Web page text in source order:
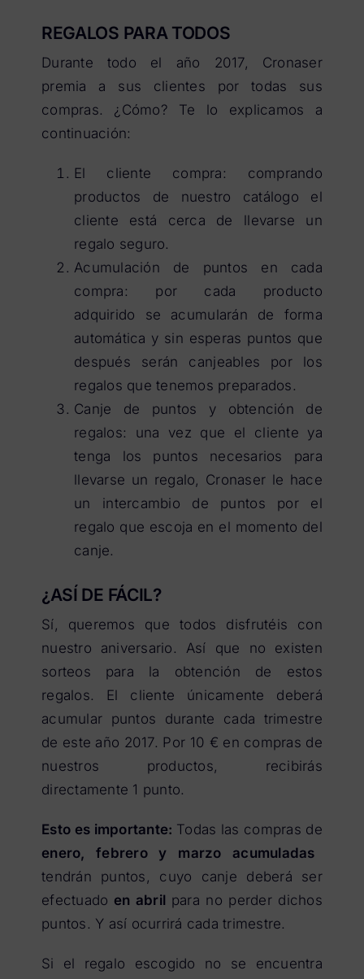
REGALOS PARA TODOS
Durante todo el año 2017, Cronaser
premia a sus clientes por todas sus
compras. ¿Cómo? Te lo explicamos a
continuación:
El cliente compra: comprando
productos de nuestro catálogo el
cliente está cerca de llevarse un
regalo seguro.
Acumulación de puntos en cada
compra: por cada producto
adquirido se acumularán de forma
automática y sin esperas puntos que
después serán canjeables por los
regalos que tenemos preparados.
Canje de puntos y obtención de
regalos: una vez que el cliente ya
tenga los puntos necesarios para
llevarse un regalo, Cronaser le hace
un intercambio de puntos por el
regalo que escoja en el momento del
canje.
¿ASÍ DE FÁCIL?
Sí, queremos que todos disfrutéis con
nuestro aniversario. Así que no existen
sorteos para la obtención de estos
regalos. El cliente únicamente deberá
acumular puntos durante cada trimestre
de este año 2017. Por 10 € en compras de
nuestros productos, recibirás
directamente 1 punto.
Esto es importante: Todas las compras de
enero, febrero y marzo acumuladas
tendrán puntos, cuyo canje deberá ser
efectuado en abril para no perder dichos
puntos. Y así ocurrirá cada trimestre.
Si el regalo escogido no se encuentra